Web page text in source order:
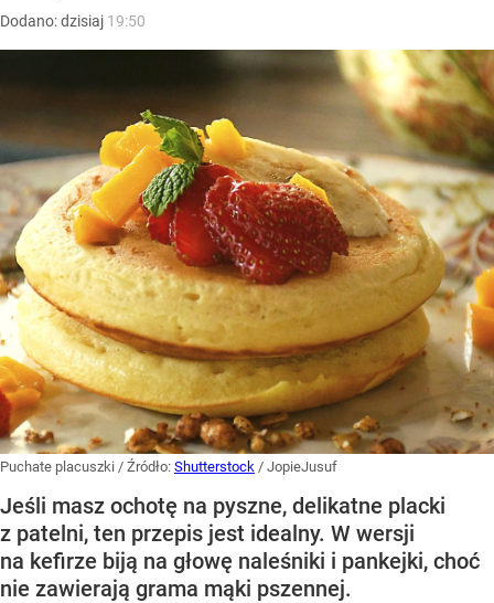
Dodano:dzisiaj 19:50
Puchate placuszki / Źródło: Shutterstock / JopieJusuf
Jeśli masz ochotę na pyszne, delikatne placki
z patelni, ten przepis jest idealny. W wersji
na kefirze biją na głowę naleśniki i pankejki, choć
nie zawierają grama mąki pszennej.